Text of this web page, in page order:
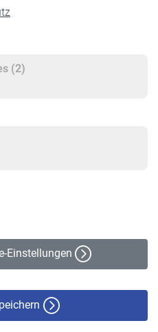
(2)
Einstellungen